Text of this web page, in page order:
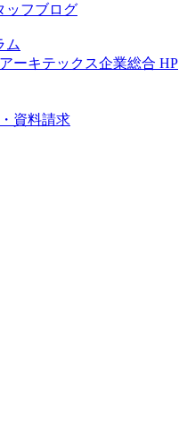
ッフブログ
ム
ーキテックス企業総合 HP
資料請求